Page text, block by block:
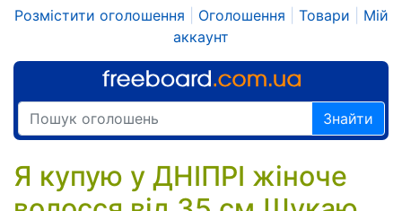
Розмістити оголошення Оголошення Товари
Мій
аккаунт
Знайти
Я купую у ДНІПРІ жіноче